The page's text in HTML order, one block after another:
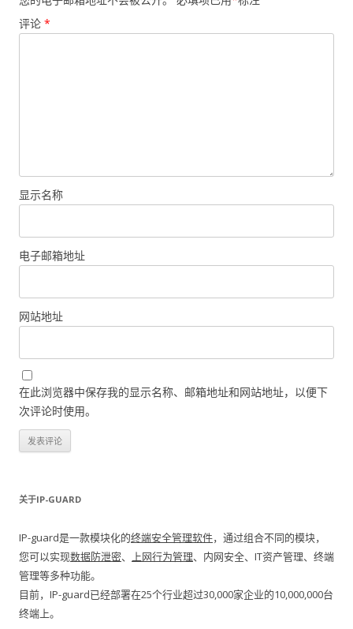
评论 *
显示名称
电子邮箱地址
网站地址
在此浏览器中保存我的显示名称、邮箱地址和网站地址，以便下
次评论时使用。
关于IP-GUARD
IP-guard是一款模块化的终端安全管理软件，通过组合不同的模块，
您可以实现数据防泄密、 上网行为管理、内网安全、IT资产管理、终端
管理等多种功能。
目前，IP-guard已经部署在25个行业超过30,000家企业的10,000,000台
终端上。